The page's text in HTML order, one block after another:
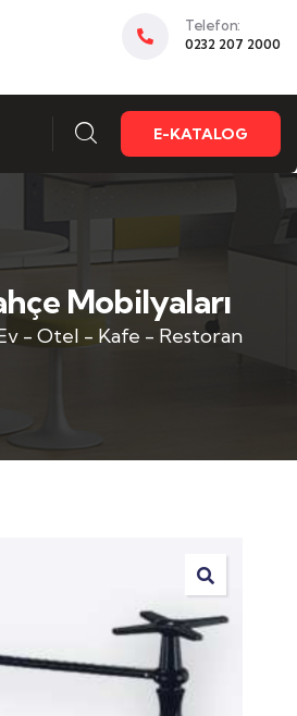
Telefon:
0232 207 2000
E-KATALOG
Mobilyaları
- Otel - Kafe - Restoran